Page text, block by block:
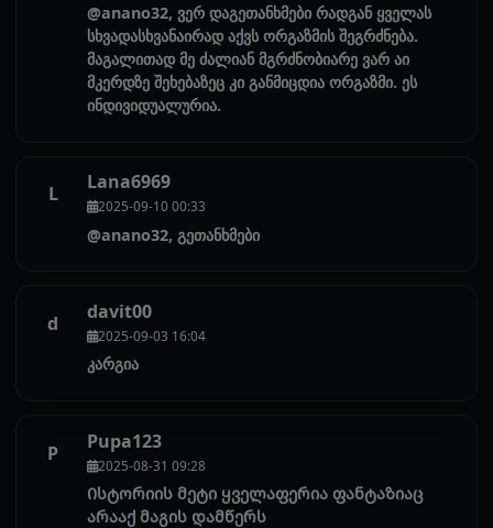
@anano32, ვერ დაგეთანხმები რადგან ყველას
სხვადასხვანაირად აქვს ორგაზმის შეგრძნება.
მაგალითად მე ძალიან მგრძნობიარე ვარ აი
მკერდზე შეხებაზეც კი განმიცდია ორგაზმი. ეს
ინდივიდუალურია.
L Lana6969
2025-09-10 00:33
@anano32, გეთანხმები
d davit00
2025-09-03 16:04
კარგია
P Pupa123
2025-08-31 09:28
Ისტორიის მეტი ყველაფერია ფანტაზიაც
არააქ მაგის დამწერს